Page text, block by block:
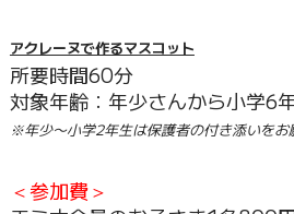
アクレーヌで作るマスコット
所要時間60分
対象年齢：年少さんから小学6
※年少〜小学2年生は保護者の付き添いをお
＜参加費＞